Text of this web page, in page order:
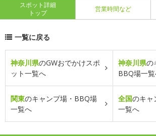
スポット詳細
トップ
営業時間など
一覧に戻る
神奈川県のGWおでかけスポ
ット一覧へ
神奈川県の
BBQ場一
関東のキャンプ場・BBQ場
一覧へ
全国のキャ
一覧へ